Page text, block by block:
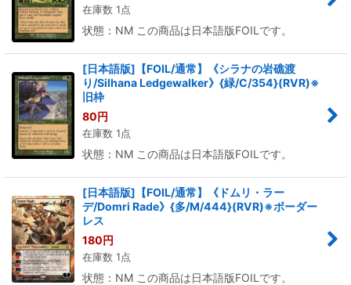
在庫数 1点
状態：NM この商品は日本語版FOILです。
[日本語版]【FOIL/通常】《シラナの岩礁渡
り/Silhana Ledgewalker》{緑/C/354}(RVR)※
旧枠
80円
在庫数 1点
状態：NM この商品は日本語版FOILです。
[日本語版]【FOIL/通常】《ドムリ・ラー
デ/Domri Rade》{多/M/444}(RVR)※ボーダー
レス
180円
在庫数 1点
状態：NM この商品は日本語版FOILです。